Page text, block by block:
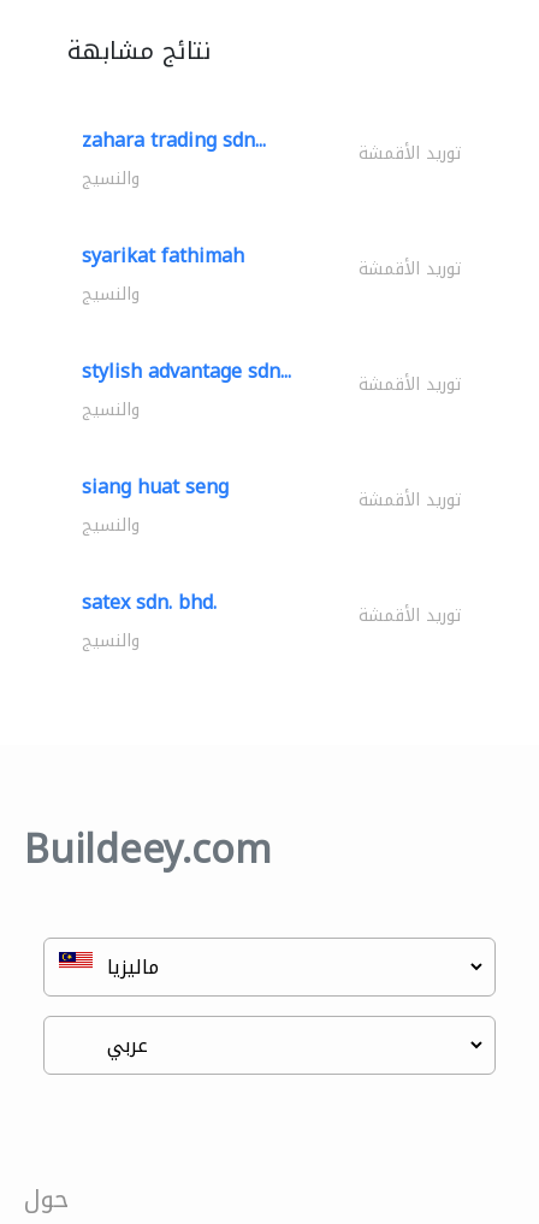
نتائج مشابهة
zahara trading sdn... توريد الأقمشة
والنسيج
syarikat fathimah توريد الأقمشة
والنسيج
stylish advantage sdn... توريد الأقمشة
والنسيج
siang huat seng توريد الأقمشة
والنسيج
satex sdn. bhd. توريد الأقمشة
والنسيج
Buildeey.com
حول